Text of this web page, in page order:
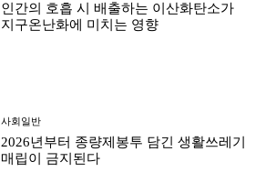
인간의 호흡 시 배출하는 이산화탄소가
지구온난화에 미치는 영향
사회일반
2026년부터 종량제봉투 담긴 생활쓰레기
매립이 금지된다